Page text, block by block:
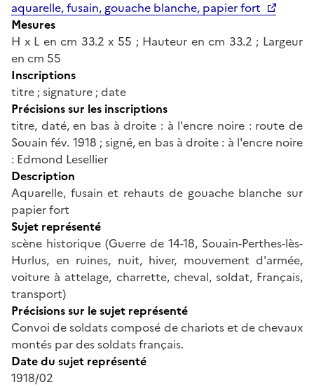
aquarelle, fusain, gouache blanche, papier fort
Mesures
H x L en cm 33.2 x 55 ; Hauteur en cm 33.2 ; Largeur
en cm 55
Inscriptions
titre ; signature ; date
Précisions sur les inscriptions
titre, daté, en bas à droite : à l'encre noire : route de
Souain fév. 1918 ; signé, en bas à droite : à l'encre noire
: Edmond Lesellier
Description
Aquarelle, fusain et rehauts de gouache blanche sur
papier fort
Sujet représenté
scène historique (Guerre de 14-18, Souain-Perthes-lès-
Hurlus, en ruines, nuit, hiver, mouvement d'armée,
voiture à attelage, charrette, cheval, soldat, Français,
transport)
Précisions sur le sujet représenté
Convoi de soldats composé de chariots et de chevaux
montés par des soldats français.
Date du sujet représenté
1918/02